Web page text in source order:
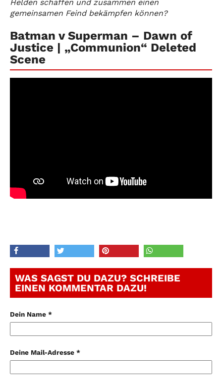
Helden schaffen und zusammen einen
gemeinsamen Feind bekämpfen können?
Batman v Superman – Dawn of
Justice | „Communion“ Deleted
Scene
WAS SAGST DU DAZU? SCHREIBE
EINEN KOMMENTAR DAZU!
Dein Name *
Deine Mail-Adresse *